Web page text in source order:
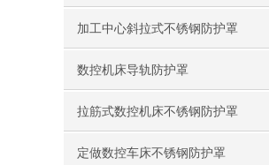
加工中心斜拉式不锈钢防护罩
数控机床导轨防护罩
拉筋式数控机床不锈钢防护罩
定做数控车床不锈钢防护罩